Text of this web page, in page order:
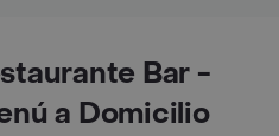
Bar -
a Domicilio